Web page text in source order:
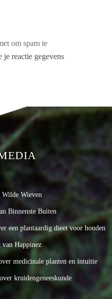
om spam te
je reactie gegevens
Wilde Wieven
Binnenste Buiten
een plantaardig dieet voor honden
van Happinez
medicinale planten en intuitie
kruidengeneeskunde